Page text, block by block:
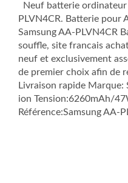
Neuf batterie
PLVN4CR. Batterie pour
Samsung AA-PLVN4CR
souffle, site francais
neuf et exclusivement
de premier choix afin de
Livraison rapide Marque:
ion Tension:6260mAh/
Référence:Samsung AA-